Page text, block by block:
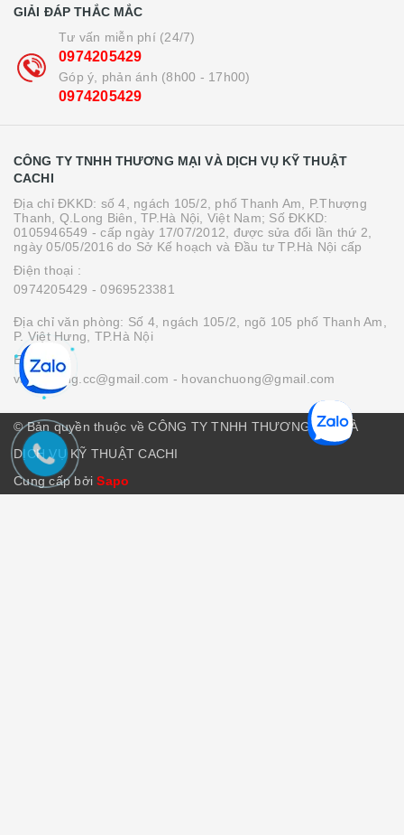
GIẢI ĐÁP THẮC MẮC
Tư vấn miễn phí (24/7)
0974205429
Góp ý, phản ánh (8h00 - 17h00)
0974205429
CÔNG TY TNHH THƯƠNG MẠI VÀ DỊCH VỤ KỸ THUẬT
CACHI
Địa chỉ ĐKKD: số 4, ngách 105/2, phố Thanh Am, P.Thượng
Thanh, Q.Long Biên, TP.Hà Nội, Việt Nam; Số ĐKKD:
0105946549 - cấp ngày 17/07/2012, được sửa đổi lần thứ 2,
ngày 05/05/2016 do Sở Kế hoạch và Đầu tư TP.Hà Nội cấp
Điện thoại :
0974205429 - 0969523381
Địa chỉ văn phòng: Số 4, ngách 105/2, ngõ 105 phố Thanh Am,
P. Việt Hưng, TP.Hà Nội
Email :
vanchuong.cc@gmail.com - hovanchuong@gmail.com
© Bản quyền thuộc về CÔNG TY TNHH THƯƠNG MẠI VÀ
DỊCH VỤ KỸ THUẬT CACHI
Cung cấp bởiSapo